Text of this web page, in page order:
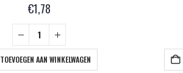
€1,78
TOEVOEGEN AAN WINKELWAGEN